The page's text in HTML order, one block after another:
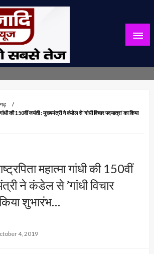
गांधी की 150वीं जयंती : मुख्यमंत्री ने कंडेल से ’गांधी विचार पदयात्रा’ का किया
महात्मा गांधी की 150वीं
ने कंडेल से ’गांधी विचार
शुभारंभ…
4, 2019